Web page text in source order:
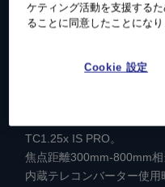
2000mm相当［※］F11とな
れることができる。
※ 35mm判換算
TC1.25x IS PRO。
焦点距離300mm-800mm相
内蔵テレコンバーター使
ケティング活動を支援する
ることに同意したことになり
Cookie 設定